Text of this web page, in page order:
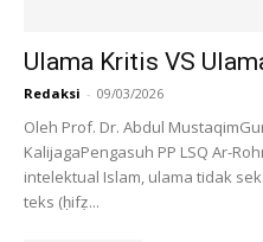
Ulama Kritis VS
Redaksi - 09/03/2026
Oleh Prof. Dr. Abdul
KalijagaPengasuh PP LSQ Ar-
intelektual Islam, ulama tidak
teks (ḥifẓ...